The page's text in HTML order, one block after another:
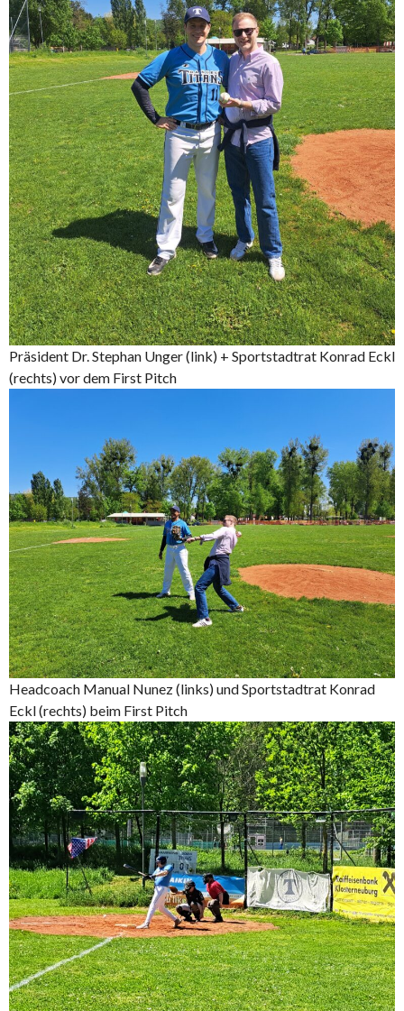
Präsident Dr. Stephan Unger (link) + Sportstadtrat Konrad Eckl
(rechts) vor dem First Pitch
Headcoach Manual Nunez (links) und Sportstadtrat Konrad
Eckl (rechts) beim First Pitch